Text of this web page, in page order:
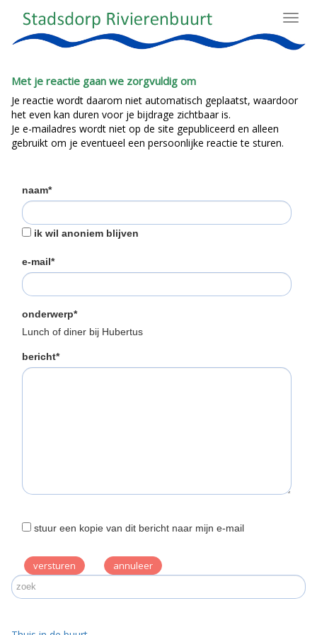
Met je reactie gaan we zorgvuldig om
Je reactie wordt daarom niet automatisch geplaatst, waardoor
het even kan duren voor je bijdrage zichtbaar is.
Je e-mailadres wordt niet op de site gepubliceerd en alleen
gebruikt om je eventueel een persoonlijke reactie te sturen.
naam*
ik wil anoniem blijven
e-mail*
onderwerp*
Lunch of diner bij Hubertus
bericht*
stuur een kopie van dit bericht naar mijn e-mail
versturen